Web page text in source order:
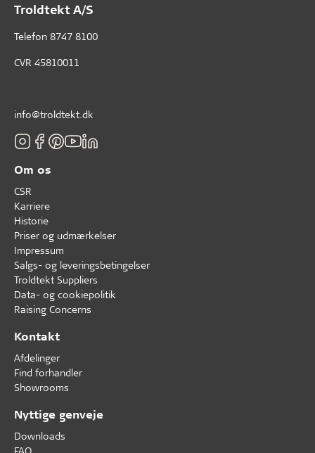
Troldtekt A/S
Telefon 8747 8100
CVR 45810011
info@troldtekt.dk
Om os
CSR
Karriere
Historie
Priser og udmærkelser
Impressum
Salgs- og leveringsbetingelser
Troldtekt Suppliers
Data- og cookiepolitik
Raising Concerns
Kontakt
Afdelinger
Find forhandler
Showrooms
Nyttige genveje
Downloads
FAQ